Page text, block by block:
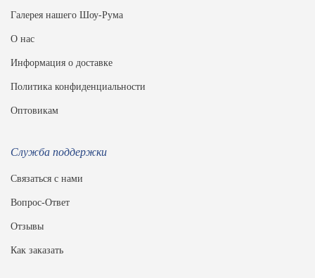
Галерея нашего Шоу-Рума
О нас
Информация о доставке
Политика конфиденциальности
Оптовикам
Служба поддержки
Связаться с нами
Вопрос-Ответ
Отзывы
Как заказать